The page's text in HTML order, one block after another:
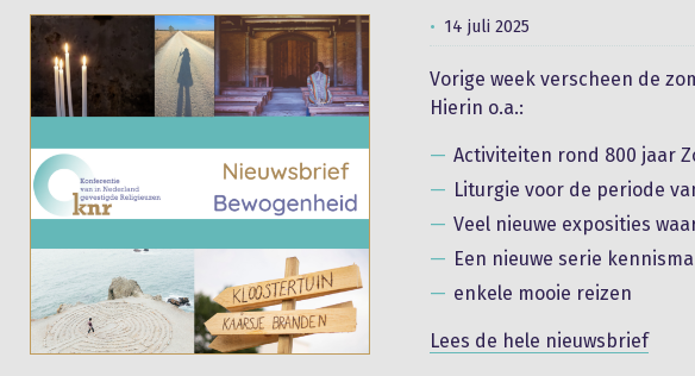
14 juli 2025
Vorige week verscheen de
Hierin o.a.:
Activiteiten rond 800 jaar
Liturgie voor de periode
Veel nieuwe exposities
Een nieuwe serie
enkele mooie reizen
Lees de hele nieuwsbrief